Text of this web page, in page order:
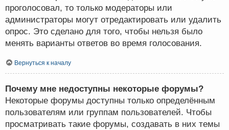
проголосовал, то только модераторы или
администраторы могут отредактировать или удалить
опрос. Это сделано для того, чтобы нельзя было
менять варианты ответов во время голосования.
Вернуться к началу
Почему мне недоступны некоторые форумы?
Некоторые форумы доступны только определённым
пользователям или группам пользователей. Чтобы
просматривать такие форумы, создавать в них темы